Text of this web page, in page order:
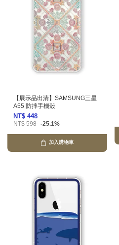
【展示品出清】SAMSUNG三星
A55 防摔手機殼
NT$ 448
NT$ 598 -25.1%
加入購物車